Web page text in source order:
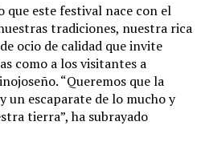
que este festival nace con el
tradiciones, nuestra rica
ocio de calidad que invite
como a los visitantes a
“Queremos que la
un escaparate de lo mucho y
tierra”, ha subrayado